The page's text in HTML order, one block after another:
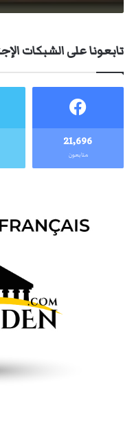
تابعونا على الشبكات
21٬696
متابعون